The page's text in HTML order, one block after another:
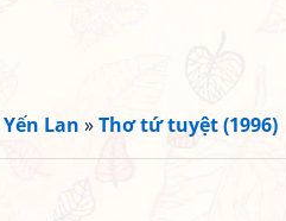
Yến Lan »Thơ tứ tuyệt (1996)